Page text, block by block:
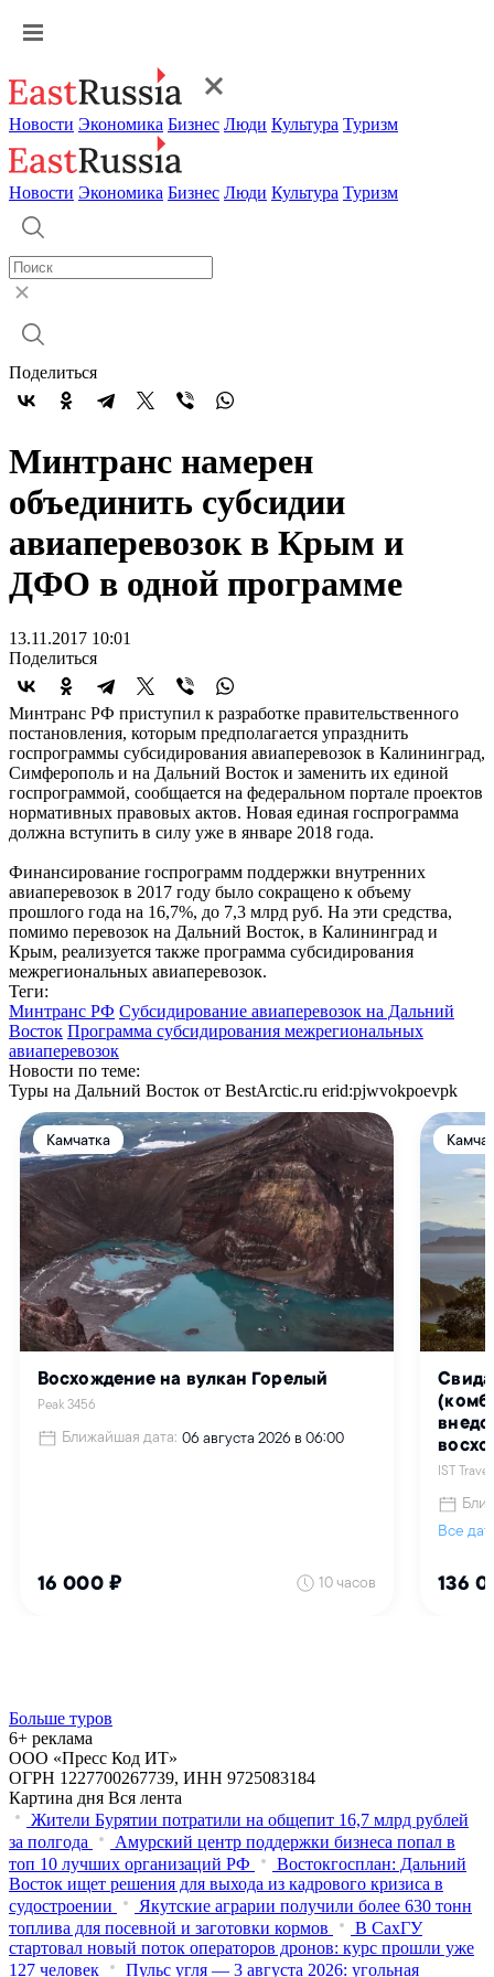
Новости Экономика Бизнес Люди Культура Туризм
Новости Экономика Бизнес Люди Культура Туризм
Поделиться
Минтранс намерен
объединить субсидии
авиаперевозок в Крым и
ДФО в одной программе
13.11.2017 10:01
Поделиться
Минтранс РФ приступил к разработке правительственного
постановления, которым предполагается упразднить
госпрограммы субсидирования авиаперевозок в Калининград,
Симферополь и на Дальний Восток и заменить их единой
госпрограммой, сообщается на федеральном портале проектов
нормативных правовых актов. Новая единая госпрограмма
должна вступить в силу уже в январе 2018 года.
Финансирование госпрограмм поддержки внутренних
авиаперевозок в 2017 году было сокращено к объему
прошлого года на 16,7%, до 7,3 млрд руб. На эти средства,
помимо перевозок на Дальний Восток, в Калининград и
Крым, реализуется также программа субсидирования
межрегиональных авиаперевозок.
Теги:
Минтранс РФ Субсидирование авиаперевозок на Дальний
Восток Программа субсидирования межрегиональных
авиаперевозок
Новости по теме:
Туры на Дальний Восток от BestArctic.ru erid:pjwvokpoevpk
Больше туров
6+ реклама
ООО «Пресс Код ИТ»
ОГРН 1227700267739, ИНН 9725083184
Картина дня Вся лента
Жители Бурятии потратили на общепит 16,7 млрд рублей
за полгода
Амурский центр поддержки бизнеса попал в
топ 10 лучших организаций РФ
Востокгосплан: Дальний
Восток ищет решения для выхода из кадрового кризиса в
судостроении
Якутские аграрии получили более 630 тонн
топлива для посевной и заготовки кормов
В СахГУ
стартовал новый поток операторов дронов: курс прошли уже
127 человек
Пульс угля — 3 августа 2026: угольная